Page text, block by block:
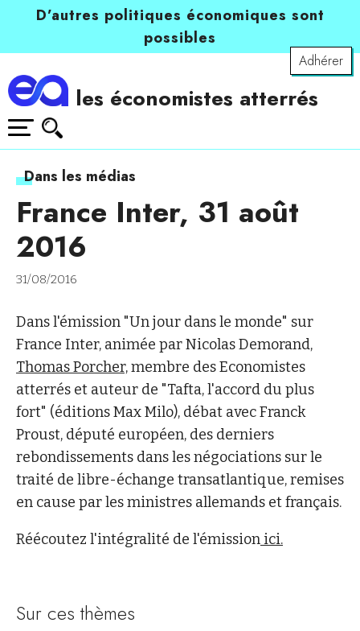
D’autres politiques économiques sont
possibles
Adhérer
les économistes atterrés
Dans les médias
France Inter, 31 août
2016
31/08/2016
Dans l'émission "Un jour dans le monde" sur
France Inter, animée par Nicolas Demorand,
Thomas Porcher,membre des Economistes
atterrés et auteur de "Tafta, l'accord du plus
fort" (éditions Max Milo), débat avec Franck
Proust, député européen, des derniers
rebondissements dans les négociations sur le
traité de libre-échange transatlantique, remises
en cause par les ministres allemands et français.
Réécoutez l'intégralité de l'émission ici.
Sur ces thèmes